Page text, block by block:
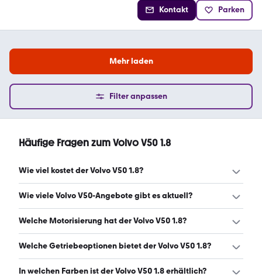
Kontakt Parken
Mehr laden
Filter anpassen
Häufige Fragen zum Volvo V50 1.8
Wie viel kostet der Volvo V50 1.8?
Ein guter Preis für einen Volvo V50 1.8 liegt zwischen 1.499
Wie viele Volvo V50-Angebote gibt es aktuell?
Es gibt insgesamt 47 Volvo V50 bei mobile.de, davon 47
Welche Motorisierung hat der Volvo V50 1.8?
Der Volvo V50 1.8 hat Leistungen zwischen 113 und 125 PS.
Welche Getriebeoptionen bietet der Volvo V50 1.8?
Der Volvo V50 1.8 ist mit manuellem Getriebe erhältlich.
In welchen Farben ist der Volvo V50 1.8 erhältlich?